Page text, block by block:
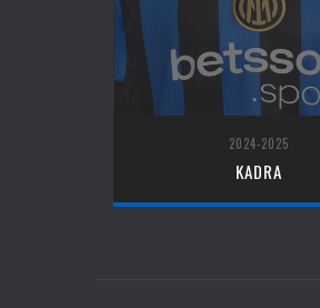
2024-2025
KADRA